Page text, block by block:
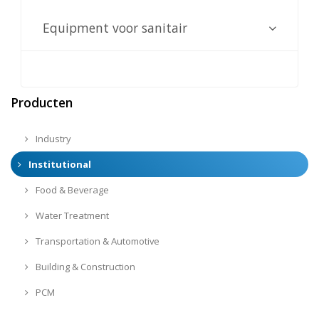
Equipment voor sanitair
Producten
Industry
Institutional
Food & Beverage
Water Treatment
Transportation & Automotive
Building & Construction
PCM